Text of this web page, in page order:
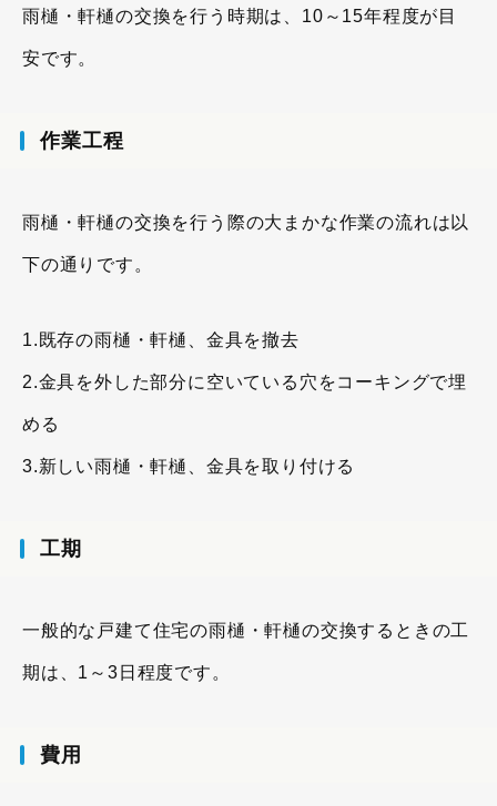
雨樋・軒樋の交換を行う時期は、10～15年程度が目
安です。
作業工程
雨樋・軒樋の交換を行う際の大まかな作業の流れは以
下の通りです。
1.既存の雨樋・軒樋、金具を撤去
2.金具を外した部分に空いている穴をコーキングで埋
める
3.新しい雨樋・軒樋、金具を取り付ける
工期
一般的な戸建て住宅の雨樋・軒樋の交換するときの工
期は、1～3日程度です。
費用